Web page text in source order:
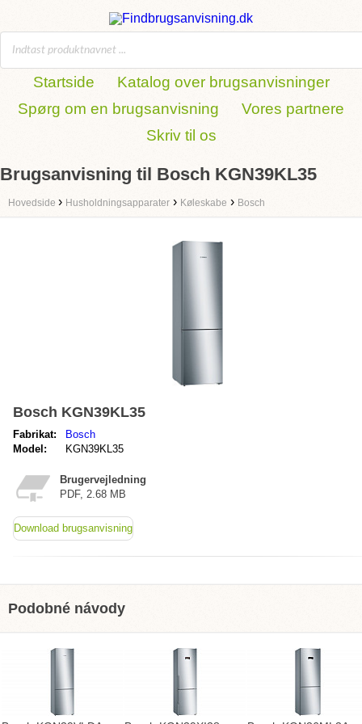
Startside
Katalog over brugsanvisninger
Spørg om en brugsanvisning
Vores partnere
Skriv til os
Brugsanvisning til Bosch KGN39KL35
Hovedside › Husholdningsapparater › Køleskabe › Bosch
Bosch KGN39KL35
Fabrikat:
Bosch
Model:
KGN39KL35
Brugervejledning
PDF, 2.68 MB
Download brugsanvisning
Podobné návody